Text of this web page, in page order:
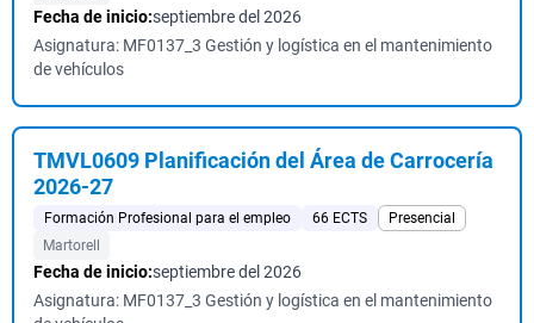
Fecha de inicio:septiembre del 2026
Asignatura: MF0137_3 Gestión y logística en el mantenimiento
de vehículos
TMVL0609 Planificación del Área de Carrocería
2026-27
Formación Profesional para el empleo 66 ECTS
Presencial
Martorell
Fecha de inicio:septiembre del 2026
Asignatura: MF0137_3 Gestión y logística en el mantenimiento